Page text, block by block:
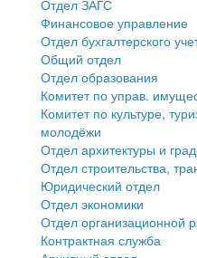
Государственные услуги
Промышленность и АПК
Экономика и бизнес
Символика
Устав
Гостям округа
Туризм
Культура
Образование
Здравоохранение
муниципального округа
Администрация
Тверской области
Управление сельскими
Открытые данные
Работа с обращениями
Муниципальный контроль
Финансовое управление
Бюджет для граждан
Имущество
Выявление
объектов недвижимости
Имущественная
среднего
Отдел ЗАГС
Финансовое управление
Отдел бухгалтерского
Общий отдел
Отдел образования
Комитет по управ.
Комитет по культуре,
молодёжи
Отдел архитектуры и
Отдел строительства,
Юридический отдел
Отдел экономики
Отдел организационной
Контрактная служба